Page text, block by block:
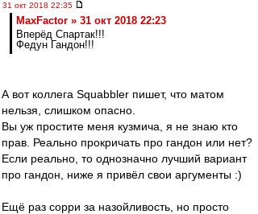
31 окт 2018 22:35
MaxFactor » 31 окт 2018 22:23
Вперёд Спартак!!!
Федун Гандон!!!
А вот коллега Squabbler пишет, что матом
нельзя, слишком опасно.
Вы уж простите меня кузмича, я не знаю кто
прав. Реально прокричать про гандон или нет?
Если реально, то однозначно лучший вариант
про гандон, ниже я привёл свои аргументы :)
Ещё раз сорри за назойливость, но просто